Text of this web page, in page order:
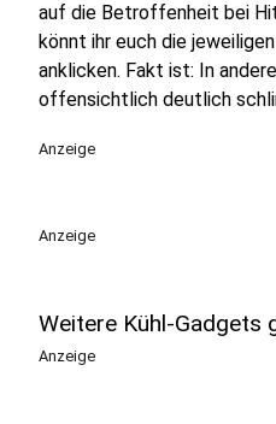
auf die Betroffenheit bei
könnt ihr euch die
anklicken. Fakt ist: In
offensichtlich deutlich
Anzeige
Anzeige
Weitere Kühl-Gadgets
Anzeige